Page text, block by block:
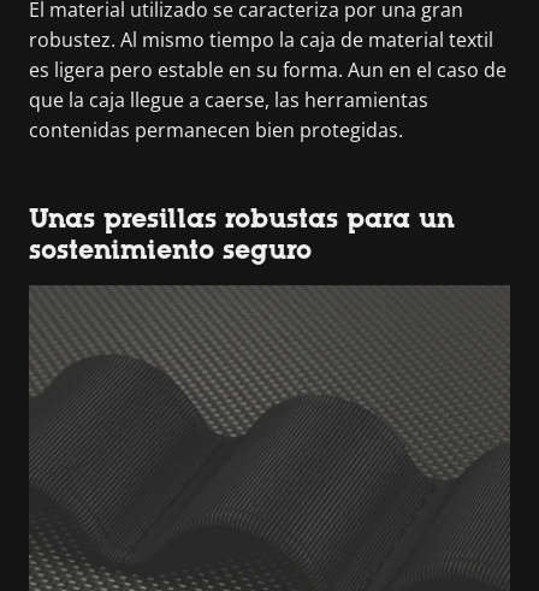
El material utilizado se caracteriza por una gran
robustez. Al mismo tiempo la caja de material textil
es ligera pero estable en su forma. Aun en el caso de
que la caja llegue a caerse, las herramientas
contenidas permanecen bien protegidas.
Unas presillas robustas para un
sostenimiento seguro